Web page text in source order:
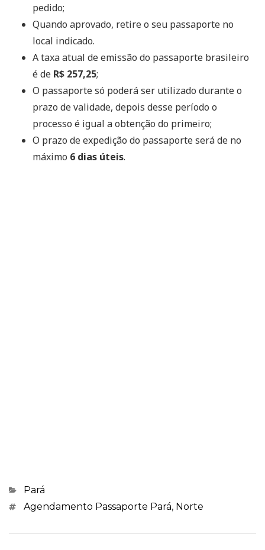
pedido;
Quando aprovado, retire o seu passaporte no
local indicado.
A taxa atual de emissão do passaporte brasileiro
é de R$ 257,25;
O passaporte só poderá ser utilizado durante o
prazo de validade, depois desse período o
processo é igual a obtenção do primeiro;
O prazo de expedição do passaporte será de no
máximo 6 dias úteis.
Categorias
Pará
Marcações
Agendamento Passaporte Pará, Norte